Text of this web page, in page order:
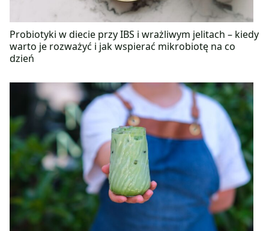
Probiotyki w diecie przy IBS i wrażliwym jelitach – kiedy
warto je rozważyć i jak wspierać mikrobiotę na co
dzień